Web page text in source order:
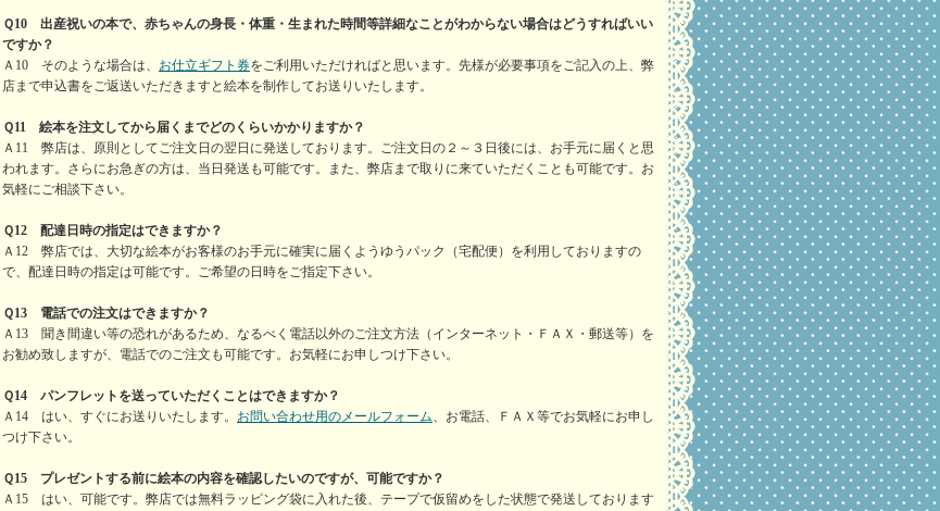
Ｑ10 出産祝いの本で、赤ちゃんの身長・体重・生まれた時間等詳細なことがわからない場合はどうすればいい
ですか？
Ａ10 そのような場合は、 お仕立ギフト券をご利用いただければと思います。先様が必要事項をご記入の上、弊
店まで申込書をご返送いただきますと絵本を制作してお送りいたします。
Ｑ11 絵本を注文してから届くまでどのくらいかかりますか？
Ａ11 弊店は、原則としてご注文日の翌日に発送しております。ご注文日の２～３日後には、お手元に届くと思
われます。さらにお急ぎの方は、当日発送も可能です。また、弊店まで取りに来ていただくことも可能です。お
気軽にご相談下さい。
Ｑ12 配達日時の指定はできますか？
Ａ12 弊店では、大切な絵本がお客様のお手元に確実に届くようゆうパック（宅配便）を利用しておりますの
で、配達日時の指定は可能です。ご希望の日時をご指定下さい。
Ｑ13 電話での注文はできますか？
Ａ13 聞き間違い等の恐れがあるため、なるべく電話以外のご注文方法（インターネット・ＦＡＸ・郵送等）を
お勧め致しますが、電話でのご注文も可能です。お気軽にお申しつけ下さい。
Ｑ14 パンフレットを送っていただくことはできますか？
Ａ14 はい、すぐにお送りいたします。 お問い合わせ用のメールフォーム、お電話、ＦＡＸ等でお気軽にお申し
つけ下さい。
Ｑ15 プレゼントする前に絵本の内容を確認したいのですが、可能ですか？
Ａ15 はい、可能です。弊店では無料ラッピング袋に入れた後、テープで仮留めをした状態で発送しております